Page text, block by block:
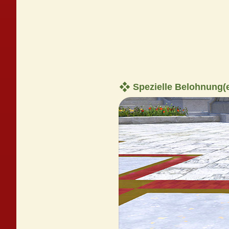
Spezielle